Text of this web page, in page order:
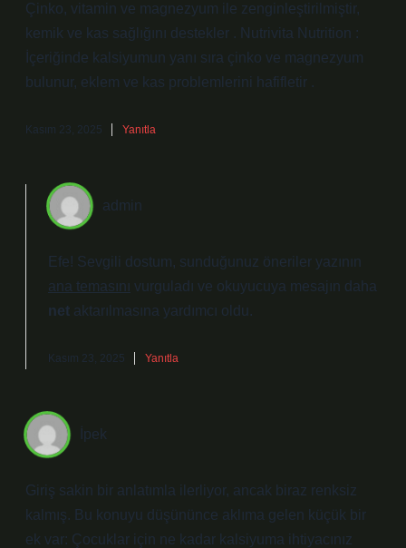
Çinko, vitamin ve magnezyum ile zenginleştirilmiştir,
kemik ve kas sağlığını destekler . Nutrivita Nutrition :
İçeriğinde kalsiyumun yanı sıra çinko ve magnezyum
bulunur, eklem ve kas problemlerini hafifletir .
Kasım 23, 2025 Yanıtla
admin
Efe! Sevgili dostum, sunduğunuz öneriler yazının
ana temasını vurguladı ve okuyucuya mesajın daha
net aktarılmasına yardımcı oldu.
Kasım 23, 2025 Yanıtla
İpek
Giriş sakin bir anlatımla ilerliyor, ancak biraz renksiz
kalmış. Bu konuyu düşününce aklıma gelen küçük bir
ek var: Çocuklar için ne kadar kalsiyuma ihtiyacınız